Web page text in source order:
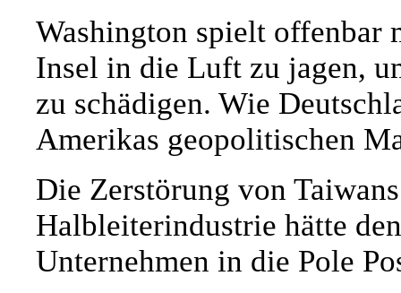
Washington spielt offenbar
Insel in die Luft zu jagen,
zu schädigen. Wie
Amerikas geopolitischen
Die Zerstörung von
Halbleiterindustrie hätte
Unternehmen in die Pole